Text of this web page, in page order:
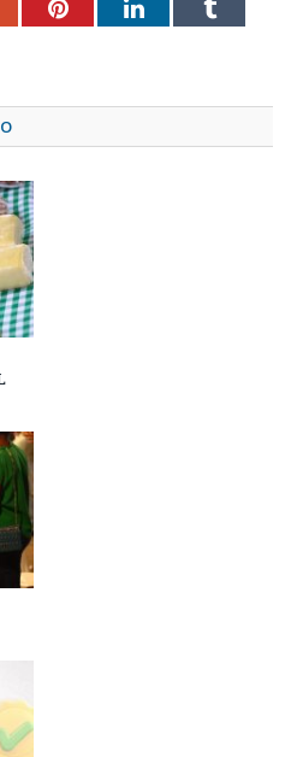
PinterestLinkedInTumblr